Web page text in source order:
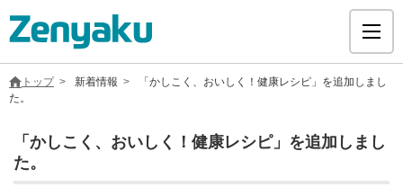
トップ 新着情報
「かしこく、おいしく！健康レシピ」を追加しまし
た。
「かしこく、おいしく！健康レシピ」を追加しまし
た。